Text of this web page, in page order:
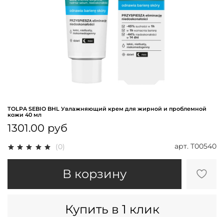
(0) арт. T00540
TOLPA SEBIO BHL Увлажняющий крем для жирной и проблемной
кожи 40 мл
1301.00 руб
В корзину
Купить в 1 клик